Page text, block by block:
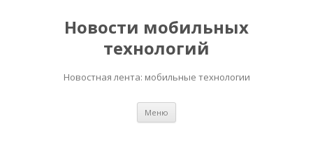
Новости мобильных
технологий
Новостная лента: мобильные технологии
Меню